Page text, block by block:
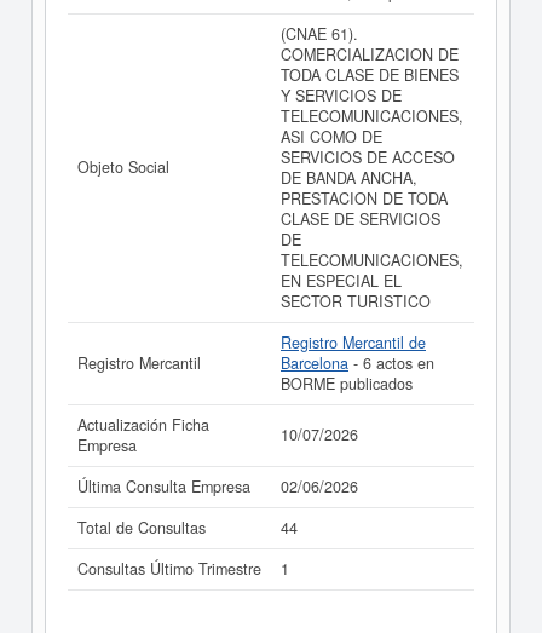
Objeto Social
(CNAE 61).
COMERCIALIZACION DE
TODA CLASE DE BIENES
Y SERVICIOS DE
TELECOMUNICACIONES,
ASI COMO DE
SERVICIOS DE ACCESO
DE BANDA ANCHA,
PRESTACION DE TODA
CLASE DE SERVICIOS
DE
TELECOMUNICACIONES,
EN ESPECIAL EL
SECTOR TURISTICO
Registro Mercantil
Registro Mercantil de
Barcelona - 6 actos en
BORME publicados
Actualización Ficha
Empresa
10/07/2026
Última Consulta Empresa
02/06/2026
Total de Consultas
44
Consultas Último Trimestre
1